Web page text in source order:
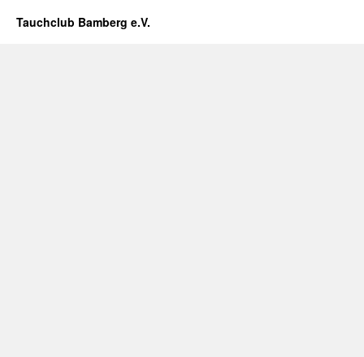
Tauchclub Bamberg e.V.